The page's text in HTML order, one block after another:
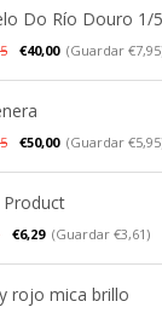
Do Río Douro 1/
€40,00 (Guardar
€50,00 (Guardar
€6,29 (Guardar €3,61)
rojo mica brillo